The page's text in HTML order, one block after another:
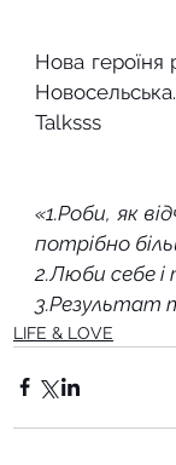
Нова героїня
Talksss
«1.Роби, як
потрібно
2.Люби себе
3.Результат
LIFE & LOVE